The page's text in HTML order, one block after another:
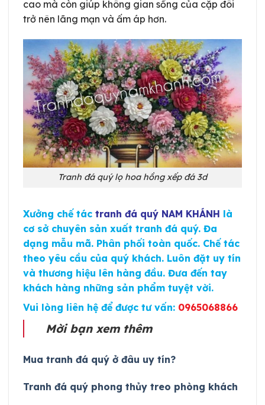
cao mà còn giúp không gian sống của cặp đôi
trở nên lãng mạn và ấm áp hơn.
Tranh đá quý lọ hoa hồng xếp đá 3d
Xưởng chế tác tranh đá quý NAM KHÁNH là
cơ sở chuyên sản xuất tranh đá quý. Đa
dạng mẫu mã. Phân phối toàn quốc. Chế tác
theo yêu cầu của quý khách. Luôn đặt uy tín
và thương hiệu lên hàng đầu. Đưa đến tay
khách hàng những sản phẩm tuyệt vời.
Vui lòng liên hệ để được tư vấn: 0965068866
Mời bạn xem thêm
Mua tranh đá quý ở đâu uy tín?
Tranh đá quý phong thủy treo phòng khách